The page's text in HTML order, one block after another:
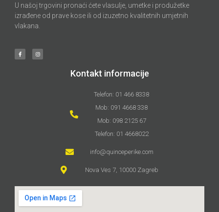
U našoj trgovini pronaći ćete vlasulje, umetke i produžetke
izrađene od prave kose ili od izuzetno kvalitetnih umjetnih
vlakana.
Kontakt informacije
Telefon: 01 466 8338
Mob: 091 4668 338
Mob: 098 2125 67
Telefon: 01 4668022
info@quinceperike.com
Nova Ves 7, 10000 Zagreb